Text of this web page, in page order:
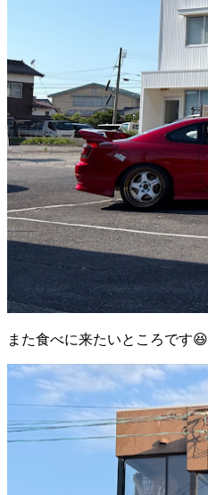
また食べに来たいところです😆